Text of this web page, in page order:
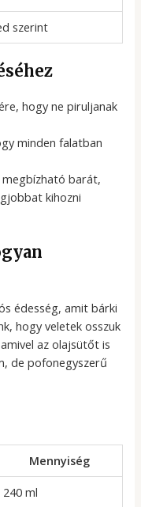
szerint
hogy ne piruljanak
minden falatban
megbízható barát,
kihozni
édesség, amit bárki
hogy veletek osszuk
az olajsütőt is
de pofonegyszerű
Mennyiség
240 ml